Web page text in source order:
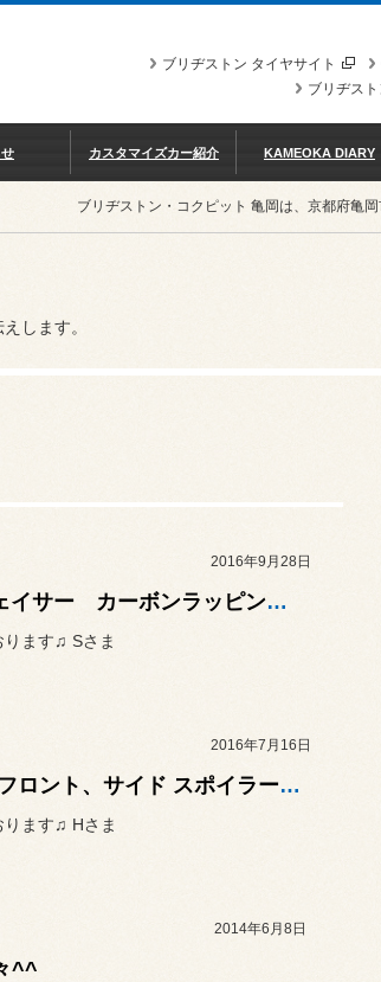
ブリヂストン タイヤサイト
ブリヂス
カスタマイズカー紹介 KAMEOKA DIARY
ブリヂストン・コクピット 亀岡は、京都府亀
します。
2016年9月28日
トヨタ 100系チェイサー カーボンラッピング＆ペイント♫
ます♫ Sさま
2016年7月16日
マツダ デミオ フロント、サイド スポイラー取り付け♫
ます♫ Hさま
2014年6月8日
^^